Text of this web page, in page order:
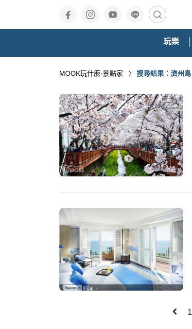
玩樂
MOOK玩什麼‧景點家 搜尋結果：濟州島
1